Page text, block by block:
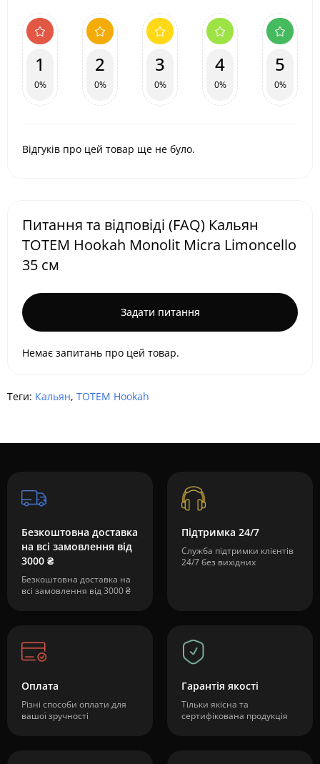
1
0%
2
0%
3
0%
4
0%
5
0%
Відгуків про цей товар ще не було.
Питання та відповіді (FAQ) Кальян
TOTEM Hookah Monolit Micra Limoncello
35 см
Задати питання
Немає запитань про цей товар.
Теги: Кальян, TOTEM Hookah
Безкоштовна доставка
на всі замовлення від
3000 ₴
Безкоштовна доставка на
всі замовлення від 3000 ₴
Підтримка 24/7
Служба підтримки клієнтів
24/7 без вихідних
Оплата
Різні способи оплати для
вашої зручності
Гарантія якості
Тільки якісна та
сертифікована продукція